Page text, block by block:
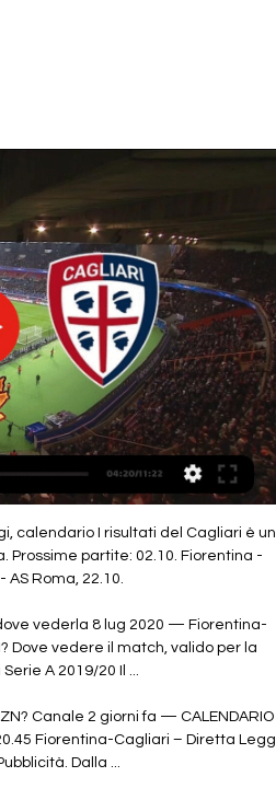
dal primo minuto hanno preferito non farsi del male: portieri sostanzialmente inoperosi. 20:23 90'+4' FINITA! Cagliari-Fiorentina 0-0, triplice fischio di Mariani. 20:20 90'+4' Punizione di Biraghi, controcross di Venuti, tiro da fuori dello stesso Biraghi, palla in curva. 

20:12 84' Sventagliata di Duncan per Lykogiannis, Venuti è in vantaggio. 20:12 82' Carboni in profondità per Nainggolan, suggerimento impreciso. 20:09 80' Entrambe le squadre sembrano accontentarsi del risultato, ancora nessun tiro nello specchio. 20:08 78' Punizione di Nainggolan, Ceppitelli finisce in fuorigioco. 20:07 76' Lento fraseggio dei rossoblu, i viola si difendono con ordine. 

19:12 39' Da corner, colpo di testa di Nainggolan, a lato. 19:09 38' Azione personale di Zappa, destro deviato in angolo da Igor. 19:08 37' Traversone di Zappa, troppo profondo per Pavoletti. 19:07 35' AMMONITO Lykogiannis, trattenuta su Bonaventura. 19:05 34' Accelerazione di Lykogiannis, girata di Joao Pedro smorzata in angolo da Milenkovic. 19:04 32' Punizione sprecata da Biraghi, schema non riuscito, palla direttamente sul fondo. 19:03 30' Lykogiannis si libera in area, Mariani fischia fallo in attacco su Amrabat. 19:00 28' Scintille tra Nandez e Bonaventura, Mariani riporta la calma. 

[diretta tv<<<<] Fiorentina | Beautifully Unblemished Vit Gr Group 3 ore fa — Fiorentina - Cagliari Calcio: Oggi in live streaming e in TV Puoi guardare in diretta streaming Fiorentina vs. Cagliari Calcio su Now TV. Questo ...

Fiorentina-Cagliari | diretta streaming | diretta | partita su internet 

[[TV]*] Oggi Fiorentina — Cagliari in diretta 2 ottobre 2023 1 ora fa — 2 giorni fa — CALENDARIO FIORENTINA-CAGLIARI. Lunedì 2 ottobre. Ore 20.45 Fiorentina-Cagliari – Diretta Leggi tutte le notizie di oggi.

Cagliari in diretta 2 ottobre 2023 S | Lotus Group 47 minuti fa — Segui la diretta live di Fiorentina - Cagliari con aggiornamenti in tempo reale. Vivi l'emozione della Serie A Calcio su gazzetta.it.

18:02 Iachini opta per Kouame in attacco con Vlahovic, Amrabat vince il ballottaggio a centrocampo su Castrovilli. Igor nella difesa a tre, Caceres si sposta sull'out di destra. 17:58 Semplici si affida alla difesa a quattro e alza Nainggolan a supporto del tandem Joao Pedro-Pavoletti. Duncan preferito a Deiola in mediana. 17:56 3-5-2 per la Fiorentina: Dragowski - Milenkovic, Pezzella, Igor - Caceres, Amrabat, Pulgar, Bonaventura, Biraghi - Kouame, Vlahovic. 

Fiorentina Cagliari in streaming gratis? Guarda la partita in 

Cagliari-Fiorentina 0-0, reti bianche all'intervallo. 19:16 45'+1' Cross di Nainggolan, svirgolata di Caceres, Joao Pedro carica Dragowski. 19:16 45' Un minuto di recupero. 19:15 45' Il portiere si rialza, Mariani fa riprendere il gioco. 19:15 44' Problemi muscolari per Dragowski, gioco fermo. 19:14 43' Nandez si fa spazio sulla destra, Dragowski agguanta in presa alta. 19:13 41' Zappa lungo linea per Nandez, fermato in fuorigioco. 

19:55 63' SOSTITUZIONE FIORENTINA. Iachini richiama Kouame, è il momento di Castrovilli. 19:50 61' Punizione di Lykogiannis, tra le braccia di Terracciano. 19:48 59' Vlahovic di potenza sulla destra, non riesce a crossare prima che la palla esca. 19:46 57' Traversone di Biraghi, Cragno smanaccia oltre Vlahovic. 19:44 56' Ripartenza sfumata dei viola, Kouame corre più veloce del pallone, perdendo il possesso. 19:43 54' Batte lo stesso Biraghi, Lykogiannis spazza lontano. 19:41 53' Biraghi si guadagna una punizione dal limite, fallo di Nandez. 19:39 51' Fraseggio dei rossoblu, i viola alzano il pressing. 19:38 49' Nainggolan la butta in mezzo, Terracciano salta più in alto di Pavoletti. 

19:36 47' Filtrante di Bonaventura per Kouame, Ceppitelli anticipa Vlahovic. 19:34 46' Subito angolo per i sardi, colpo di testa di Lykogiannis, oltre il montante. 19:48 46' COMINCIA LA RIPRESA. Cagliari-Fiorentina 0-0, manovra dei rossoblu. 19:48 46' SOSTITUZIONE CAGLIARI. Non rientra nemmeno Zappa, Semplici inserisce Carboni. 19:48 46' SOSTITUZIONE FIORENTINA. Dragowski rimane negli spogliatoi, Terracciano a difesa dei pali. 19:32 Entrambi gli allenatori devono alzare l'intensità delle giocate per poter creare qualche pericolo agli avversari; Iachini ha bisogno anche di valutare le condizione di Dragowski che, nel finale, lamentava un problema muscolare. 19:20 Il risultato parziale è lo specchio fedele di una frazione priva di contenuti: domina l'attenzione a non scoprirsi, zero ritmo, nessuna oc